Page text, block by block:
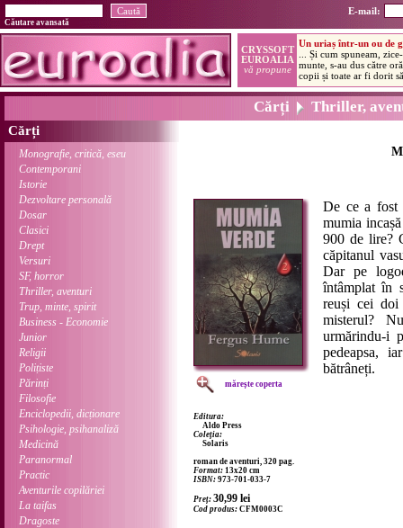
E-mail:
Căutare avansată
Cărți Thriller,
Cărți
Monografie, critică, eseu
Contemporani
Istorie
Dezvoltare personală
Dosar
Clasici
Drept
Versuri
SF, horror
Thriller, aventuri
Trup, minte, spirit
Business - Economie
Junior
Religii
Polițiste
Părinți
Filosofie
Enciclopedii, dicționare
Psihologie, psihanaliză
Medicină
Paranormal
Practic
Aventurile copilăriei
La taifas
Dragoste
mărește coperta
Editura:
Aldo Press
Coleția:
Solaris
roman de aventuri, 320 pag.
Format: 13x20 cm
ISBN: 973-701-033-7
Preț: 30,99 lei
Cod produs: CFM0003C
De ce a fost
mumia
900 de lire?
căpitanul
Dar pe
întâmplat în
reuși cei
misterul?
urmărindu-i
pedeapsa,
bătrâneți.